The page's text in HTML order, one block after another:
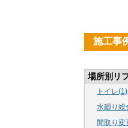
施工事
場所別リ
トイレ(1)
水廻り総
間取り変